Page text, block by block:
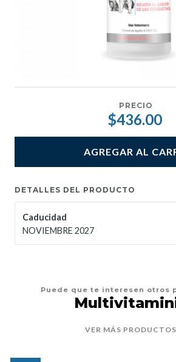
PRECIO
$436.00
AGREGAR AL
DETALLES DEL PRODUCTO
Caducidad
NOVIEMBRE 2027
Puede que te interesen otros
VER MÁS PRODUCTOS